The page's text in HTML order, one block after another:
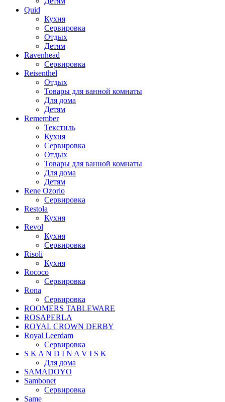
Quid
Кухня
Сервировка
Отдых
Детям
Ravenhead
Сервировка
Reisenthel
Отдых
Товары для ванной комнаты
Для дома
Детям
Remember
Текстиль
Кухня
Сервировка
Отдых
Товары для ванной комнаты
Для дома
Детям
Rene Ozorio
Сервировка
Restola
Кухня
Revol
Кухня
Сервировка
Risoli
Кухня
Rococo
Сервировка
Rona
Сервировка
ROOMERS TABLEWARE
ROSAPERLA
ROYAL CROWN DERBY
Royal Leerdam
Сервировка
S K A N D I N A V I S K
Для дома
SAMADOYO
Sambonet
Сервировка
Same